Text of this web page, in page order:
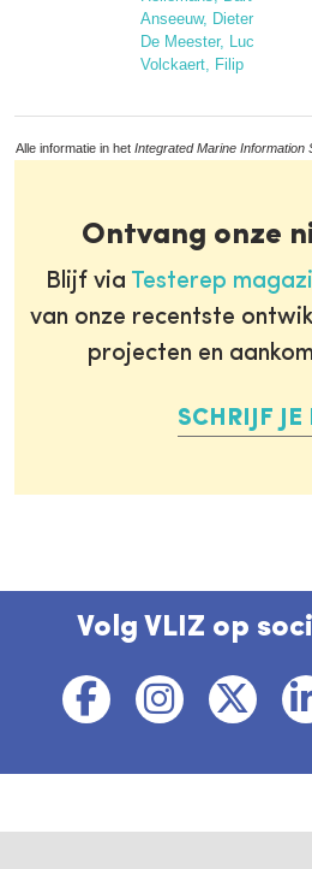
Anseeuw, Dieter
De Meester, Luc
Volckaert, Filip
Alle informatie in het Integrated Marine Information
Ontvang onze
Blijf via Testerep
van onze recentste
projecten en
SCHRIJF JE
Volg VLIZ op